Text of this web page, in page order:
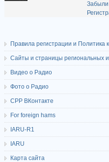
Правила регистрации и Политика
Сайты и страницы региональных
Видео о Радио
Фото о Радио
СРР ВКонтакте
For foreign hams
IARU-R1
IARU
Карта сайта